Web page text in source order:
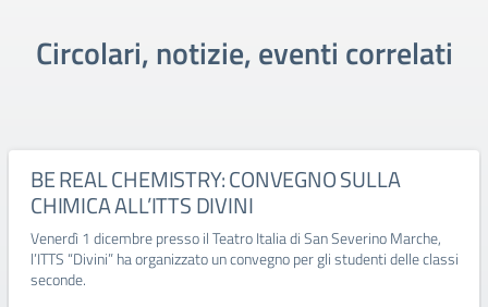
Circolari, notizie, eventi correlati
BE REAL CHEMISTRY: CONVEGNO SULLA
CHIMICA ALL’ITTS DIVINI
Venerdì 1 dicembre presso il Teatro Italia di San Severino Marche,
l’ITTS “Divini” ha organizzato un convegno per gli studenti delle classi
seconde.